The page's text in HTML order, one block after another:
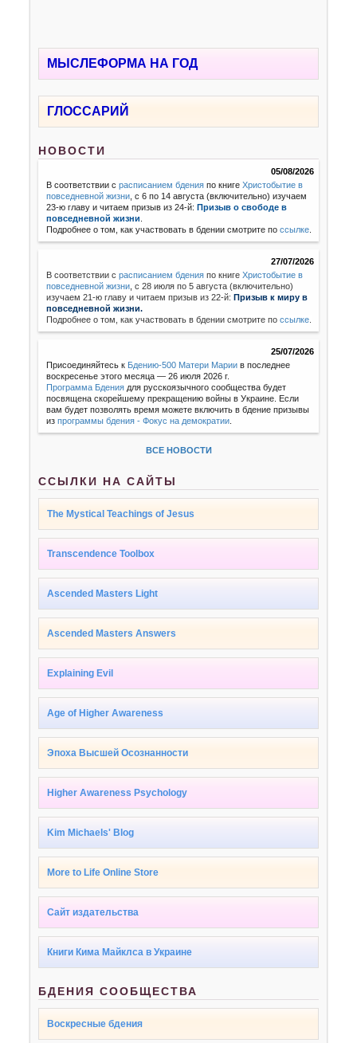
МЫСЛЕФОРМА НА ГОД
ГЛОССАРИЙ
НОВОСТИ
05/08/2026
В соответствии срасписанием бдения по книгеХристобытие в
повседневной жизни , с 6 по 14 августа (включительно) изучаем
23-ю главу и читаем призыв из 24-й:Призыв о свободе в
повседневной жизни
Подробнее о том, как участвовать в бдении смотрите поссылке
27/07/2026
В соответствии с расписанием бдения по книгеХристобытие в
повседневной жизни с 28 июля по 5 августа (включительно)
изучаем 21-ю главу и читаем призыв из 22-й:Призыв к миру в
повседневной жизни.
Подробнее о том, как участвовать в бдении смотрите поссылке
25/07/2026
Присоединяйтесь к Бдению-500 Матери Марии в последнее
воскресенье этого месяца — 26 июля 2026 г.
Программа Бдения для русскоязычного сообщества будет
посвящена скорейшему прекращению войны в Украине. Если
вам будет позволять время можете включить в бдение призывы
изпрограммы бдения - Фокус на демократии
ВСЕ НОВОСТИ
ССЫЛКИ НА САЙТЫ
The Mystical Teachings of Jesus
Transcendence Toolbox
Ascended Masters Light
Ascended Masters Answers
Explaining Evil
Age of Higher Awareness
Эпоха Высшей Осознанности
Higher Awareness Psychology
Kim Michaels' Blog
More to Life Online Store
Сайт издательства
Книги Кима Майклса в Украине
БДЕНИЯ СООБЩЕСТВА
Воскресные бдения